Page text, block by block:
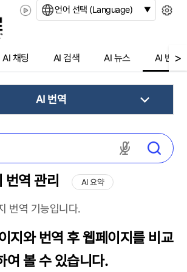
AI 채팅 AI 검색 AI 뉴스 AI 번역
>
AI 번역
번역 관리
마이크 권
AI 요약
번역 기능입니다.
지와 번역 후 웹페이지를 비교
여 볼 수 있습니다.
언어 선택 (Language)